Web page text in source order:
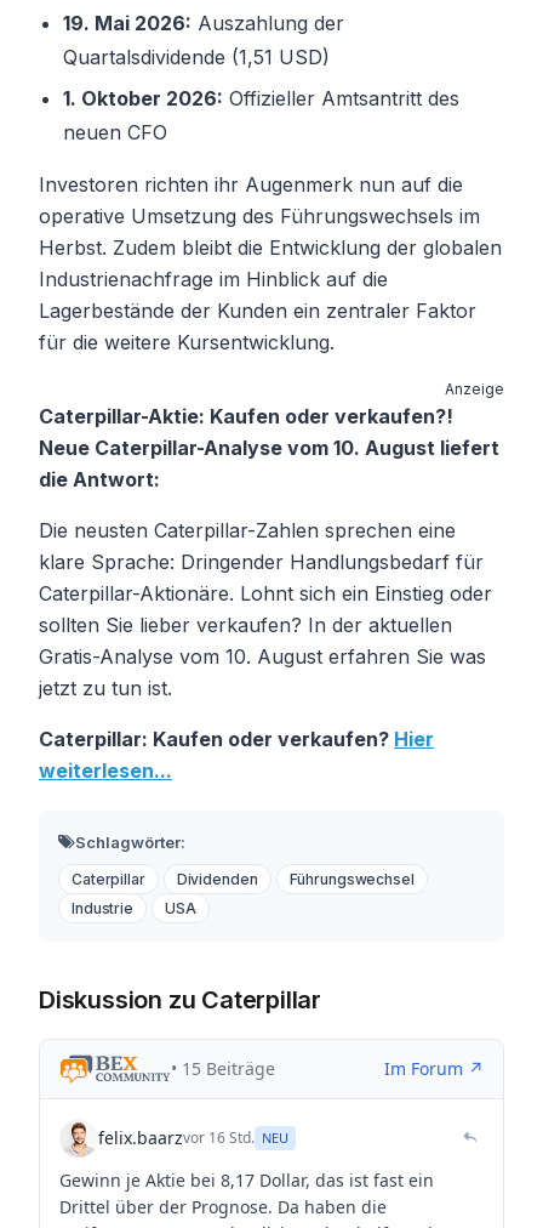
19. Mai 2026: Auszahlung der
Quartalsdividende (1,51 USD)
1. Oktober 2026: Offizieller Amtsantritt des
neuen CFO
Investoren richten ihr Augenmerk nun auf die
operative Umsetzung des Führungswechsels im
Herbst. Zudem bleibt die Entwicklung der globalen
Industrienachfrage im Hinblick auf die
Lagerbestände der Kunden ein zentraler Faktor
für die weitere Kursentwicklung.
Anzeige
Caterpillar-Aktie: Kaufen oder verkaufen?!
Neue Caterpillar-Analyse vom 10. August liefert
die Antwort:
Die neusten Caterpillar-Zahlen sprechen eine
klare Sprache: Dringender Handlungsbedarf für
Caterpillar-Aktionäre. Lohnt sich ein Einstieg oder
sollten Sie lieber verkaufen? In der aktuellen
Gratis-Analyse vom 10. August erfahren Sie was
jetzt zu tun ist.
Caterpillar: Kaufen oder verkaufen? Hier
weiterlesen...
Schlagwörter:
Caterpillar Dividenden
Führungswechsel
Industrie
USA
Diskussion zu Caterpillar